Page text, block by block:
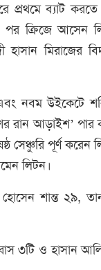
প্রথমে ব্যাট করতে
পর ক্রিজে আসেন
মিরাজের
নবম উইকেটে
রান আড়াইশ’ পার
সেঞ্চুরি পূর্ণ করেন
লিটন।
শান্ত ২৯,
৩টি ও হাসান